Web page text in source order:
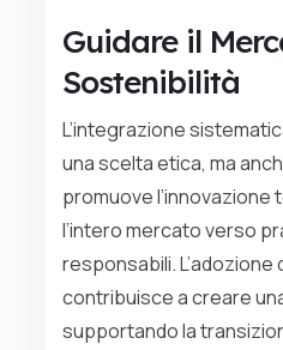
Guidare il
Sostenibilità
L’integrazione
una scelta etica, ma
promuove
l’intero mercato verso
responsabili. L’adozione
contribuisce a creare
supportando la